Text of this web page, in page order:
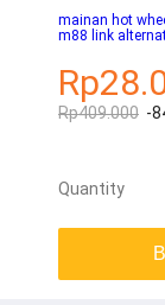
mainan hot
m88 link
Rp409.000 -
Quantity